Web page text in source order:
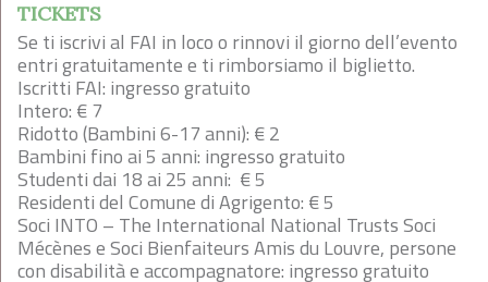
TICKETS
Se ti iscrivi al FAI in loco o rinnovi il giorno dell’evento
entri gratuitamente e ti rimborsiamo il biglietto.
Iscritti FAI: ingresso gratuito
Intero: € 7
Ridotto (Bambini 6-17 anni): € 2
Bambini fino ai 5 anni: ingresso gratuito
Studenti dai 18 ai 25 anni: € 5
Residenti del Comune di Agrigento: € 5
Soci INTO – The International National Trusts Soci
Mécènes e Soci Bienfaiteurs Amis du Louvre, persone
con disabilità e accompagnatore: ingresso gratuito